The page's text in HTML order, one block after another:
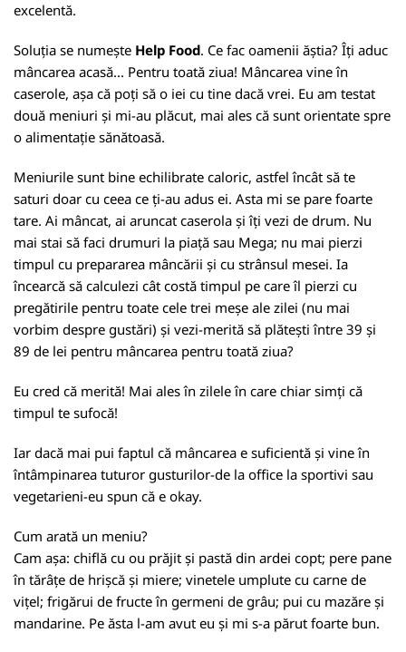
excelentă.
Soluția se numește Help Food. Ce fac oamenii ăștia? Îți aduc
mâncarea acasă... Pentru toată ziua! Mâncarea vine în
caserole, așa că poți să o iei cu tine dacă vrei. Eu am testat
două meniuri și mi-au plăcut, mai ales că sunt orientate spre
o alimentație sănătoasă.
Meniurile sunt bine echilibrate caloric, astfel încât să te
saturi doar cu ceea ce ți-au adus ei. Asta mi se pare foarte
tare. Ai mâncat, ai aruncat caserola și îți vezi de drum. Nu
mai stai să faci drumuri la piață sau Mega; nu mai pierzi
timpul cu prepararea mâncării și cu strânsul mesei. Ia
încearcă să calculezi cât costă timpul pe care îl pierzi cu
pregătirile pentru toate cele trei meșe ale zilei (nu mai
vorbim despre gustări) și vezi-merită să plătești între 39 și
89 de lei pentru mâncarea pentru toată ziua?
Eu cred că merită! Mai ales în zilele în care chiar simți că
timpul te sufocă!
Iar dacă mai pui faptul că mâncarea e suficientă și vine în
întâmpinarea tuturor gusturilor-de la office la sportivi sau
vegetarieni-eu spun că e okay.
Cum arată un meniu?
Cam așa: chiflă cu ou prăjit și pastă din ardei copt; pere pane
în tărâțe de hrișcă și miere; vinetele umplute cu carne de
vițel; frigărui de fructe în germeni de grâu; pui cu mazăre și
mandarine. Pe ăsta l-am avut eu și mi s-a părut foarte bun.